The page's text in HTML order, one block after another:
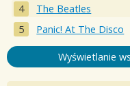
The Beatles
Panic! At The Disco
Wyświetlanie